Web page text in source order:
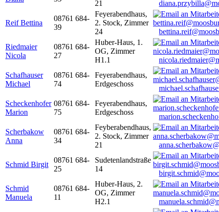
21
Reif Bettina
08761 684-
39
Feyerabendhaus,
2. Stock, Zimmer
24
Riedmaier
Nicola
08761 684-
27
Huber-Haus, 1.
OG, Zimmer
H1.1
Schafhauser
Michael
08761 684-
74
Feyerabendhaus,
Erdgeschoss
Scheckenhofer
Marion
08761 684-
75
Feyerabendhaus,
Erdgeschoss
Scherbakow
Anna
08761 684-
34
Feyberabendhaus,
2. Stock, Zimmer
21
Schmid Birgit
08761 684-
25
Sudetenlandstraße
14
Schmid
Manuela
08761 684-
11
Huber-Haus, 2.
OG, Zimmer
H2.1